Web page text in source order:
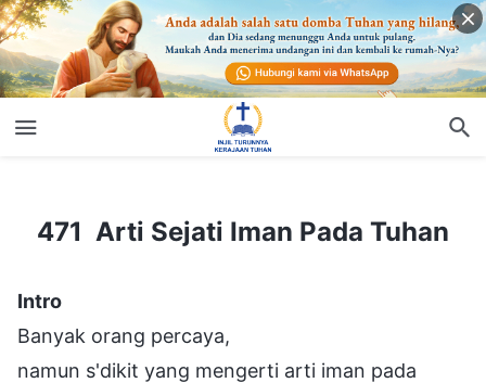
471 Arti Sejati Iman Pada Tuhan
471 Arti Sejati Iman Pada Tuhan
Intro
Banyak orang percaya,
namun s'dikit yang mengerti arti iman pada
Kembali